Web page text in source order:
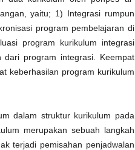
,yaitu; 1) Integrasi rumpun
program pembelajaran di
program kurikulum
integrasi
dari program integrasi. Keempat
keberhasilan program kurikulum
dalam struktur kurikulum pada
merupakan sebuah langkah
terjadi pemisahan penjadwalan